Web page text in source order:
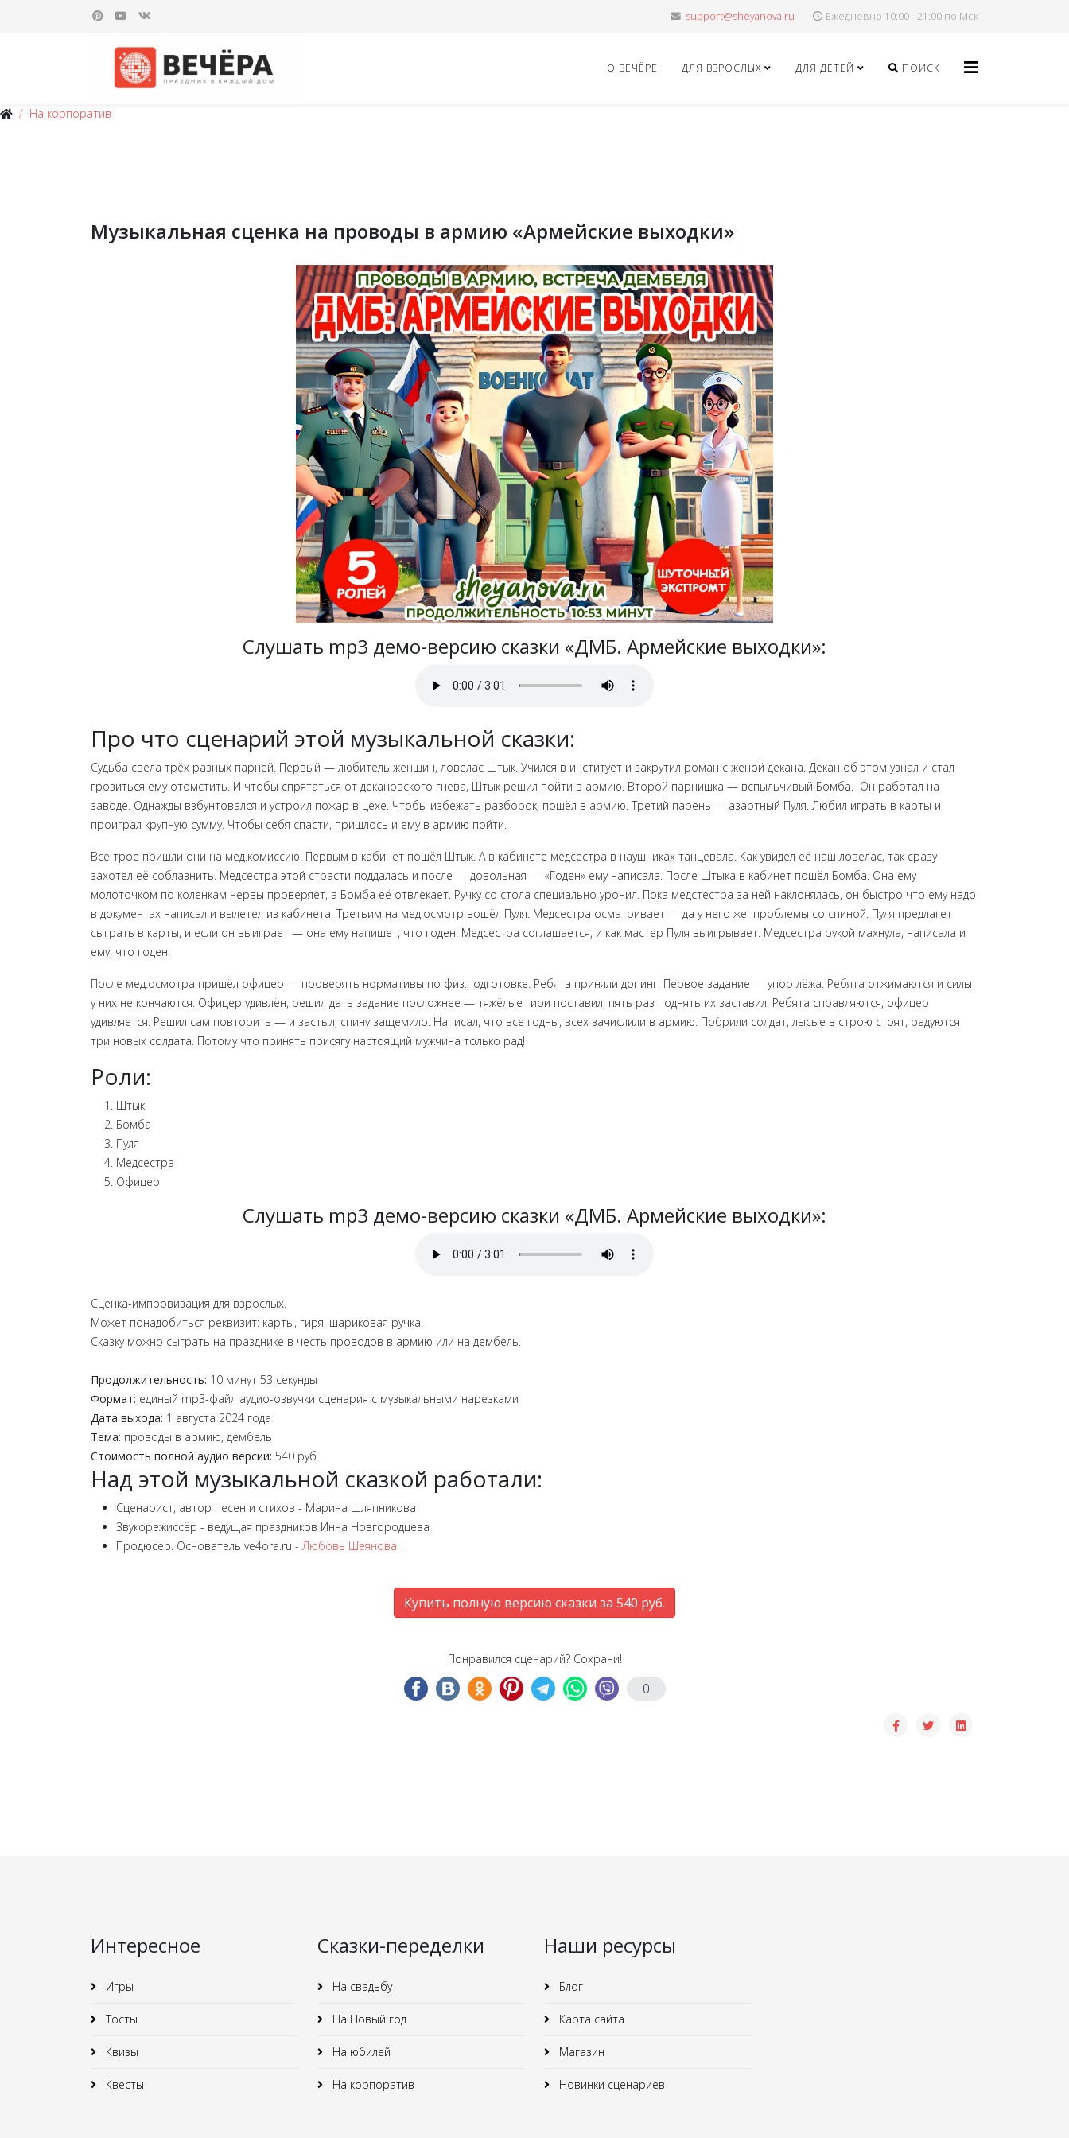
Ежедневно 10:00 - 21:00 по Мск
О ВЕЧЁРЕ ДЛЯ ВЗРОСЛЫХ ДЛЯ ДЕТЕЙ ПОИСК
На корпоратив
Музыкальная сценка на проводы в армию «Армейские выходки»
Слушать mp3 демо-версию сказки «ДМБ. Армейские выходки»:
Про что сценарий этой музыкальной сказки:
Судьба свела трёх разных парней. Первый — любитель женщин, ловелас Штык. Учился в институет и закрутил роман с женой декана. Декан об этом узнал и стал
грозиться ему отомстить. И чтобы спрятаться от декановского гнева, Штык решил пойти в армию. Второй парнишка — вспыльчивый Бомба. Он работал на
заводе. Однажды взбунтовался и устроил пожар в цехе. Чтобы избежать разборок, пошёл в армию. Третий парень — азартный Пуля. Любил играть в карты и
проиграл крупную сумму. Чтобы себя спасти, пришлось и ему в армию пойти.
Все трое пришли они на мед.комиссию. Первым в кабинет пошёл Штык. А в кабинете медсестра в наушниках танцевала. Как увидел её наш ловелас, так сразу
захотел её соблазнить. Медсестра этой страсти поддалась и после — довольная — «Годен» ему написала. После Штыка в кабинет пошёл Бомба. Она ему
молоточком по коленкам нервы проверяет, а Бомба её отвлекает. Ручку со стола специально уронил. Пока медстестра за ней наклонялась, он быстро что ему надо
в документах написал и вылетел из кабинета. Третьим на мед.осмотр вошёл Пуля. Медсестра осматривает — да у него же проблемы со спиной. Пуля предлагет
сыграть в карты, и если он выиграет — она ему напишет, что годен. Медсестра соглашается, и как мастер Пуля выигрывает. Медсестра рукой махнула, написала и
ему, что годен.
После мед.осмотра пришёл офицер — проверять нормативы по физ.подготовке. Ребята приняли допинг. Первое задание — упор лёжа. Ребята отжимаются и силы
у них не кончаются. Офицер удивлён, решил дать задание посложнее — тяжёлые гири поставил, пять раз поднять их заставил. Ребята справляются, офицер
удивляется. Решил сам повторить — и застыл, спину защемило. Написал, что все годны, всех зачислили в армию. Побрили солдат, лысые в строю стоят, радуются
три новых солдата. Потому что принять присягу настоящий мужчина только рад!
Роли:
Штык
Бомба
Пуля
Медсестра
Офицер
Слушать mp3 демо-версию сказки «ДМБ. Армейские выходки»:
Сценка-импровизация для взрослых.
Может понадобиться реквизит: карты, гиря, шариковая ручка.
Сказку можно сыграть на празднике в честь проводов в армию или на дембель.
Продолжительность: 10 минут 53 секунды
Формат: единый mp3-файл аудио-озвучки сценария с музыкальными нарезками
Дата выхода: 1 августа 2024 года
Тема: проводы в армию, дембель
Стоимость полной аудио версии: 540 руб.
Над этой музыкальной сказкой работали:
Сценарист, автор песен и стихов - Марина Шляпникова
Звукорежиссёр - ведущая праздников Инна Новгородцева
Продюсер. Основатель ve4ora.ru -Любовь Шеянова
Купить полную версию сказки за 540 руб.
Понравился сценарий? Сохрани!
0
Интересное
Игры
Тосты
Квизы
Квесты
Сказки-переделки
На свадьбу
На Новый год
На юбилей
На корпоратив
Наши ресурсы
Блог
Карта сайта
Магазин
Новинки сценариев